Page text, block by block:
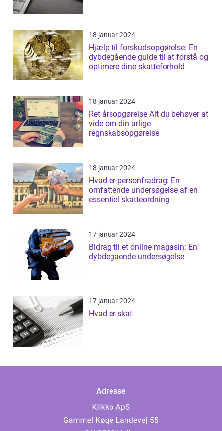
18 januar 2024
Hjælp til forskudsopgørelse: En
dybdegående guide til at forstå og
optimere dine skatteforhold
18 januar 2024
Ret årsopgørelse Alt du behøver at
vide om din årlige
regnskabsopgørelse
18 januar 2024
Hvad er personfradrag: En
omfattende undersøgelse af en
essentiel skatteordning
17 januar 2024
Bidrag til et online magasin: En
dybdegående undersøgelse
17 januar 2024
Hvad er skat
Adresse